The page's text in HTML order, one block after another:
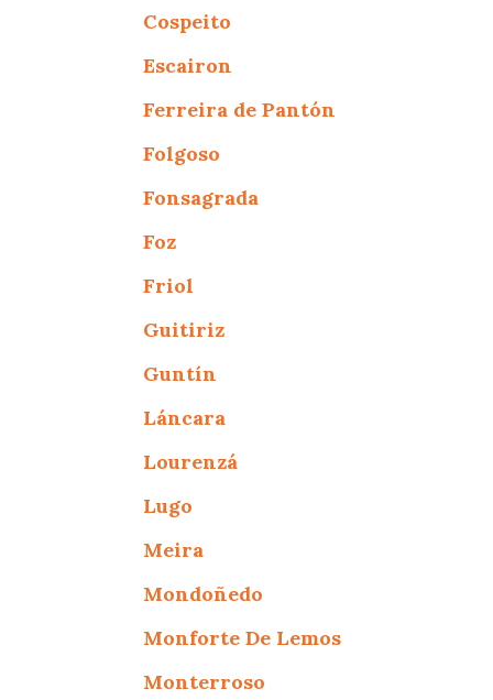
Cospeito
Escairon
Ferreira de Pantón
Folgoso
Fonsagrada
Foz
Friol
Guitiriz
Guntín
Láncara
Lourenzá
Lugo
Meira
Mondoñedo
Monforte De Lemos
Monterroso